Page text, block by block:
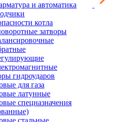
и автоматика
котла
затворы
гидроударов
для газа
латунные
спецназначения
стальные